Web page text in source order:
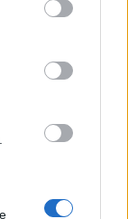
party tags to
below Google